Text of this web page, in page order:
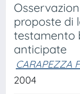
proposte di
testamento
anticipate
CARAPEZZA
2004